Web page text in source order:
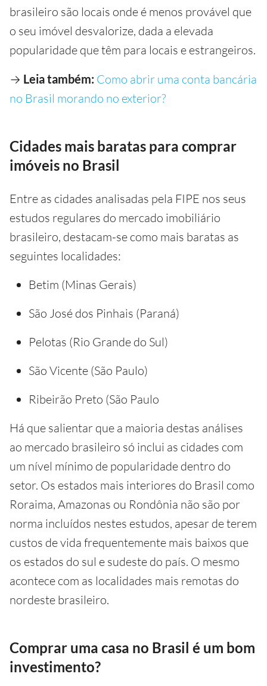
brasileiro são locais onde é menos provável que
o seu imóvel desvalorize, dada a elevada
popularidade que têm para locais e estrangeiros.
→ Leia também: Como abrir uma conta bancária
no Brasil morando no exterior?
Cidades mais baratas para comprar
imóveis no Brasil
Entre as cidades analisadas pela FIPE nos seus
estudos regulares do mercado imobiliário
brasileiro, destacam-se como mais baratas as
seguintes localidades:
Betim (Minas Gerais)
São José dos Pinhais (Paraná)
Pelotas (Rio Grande do Sul)
São Vicente (São Paulo)
Ribeirão Preto (São Paulo
Há que salientar que a maioria destas análises
ao mercado brasileiro só inclui as cidades com
um nível mínimo de popularidade dentro do
setor. Os estados mais interiores do Brasil como
Roraima, Amazonas ou Rondônia não são por
norma incluídos nestes estudos, apesar de terem
custos de vida frequentemente mais baixos que
os estados do sul e sudeste do país. O mesmo
acontece com as localidades mais remotas do
nordeste brasileiro.
Comprar uma casa no Brasil é um bom
investimento?